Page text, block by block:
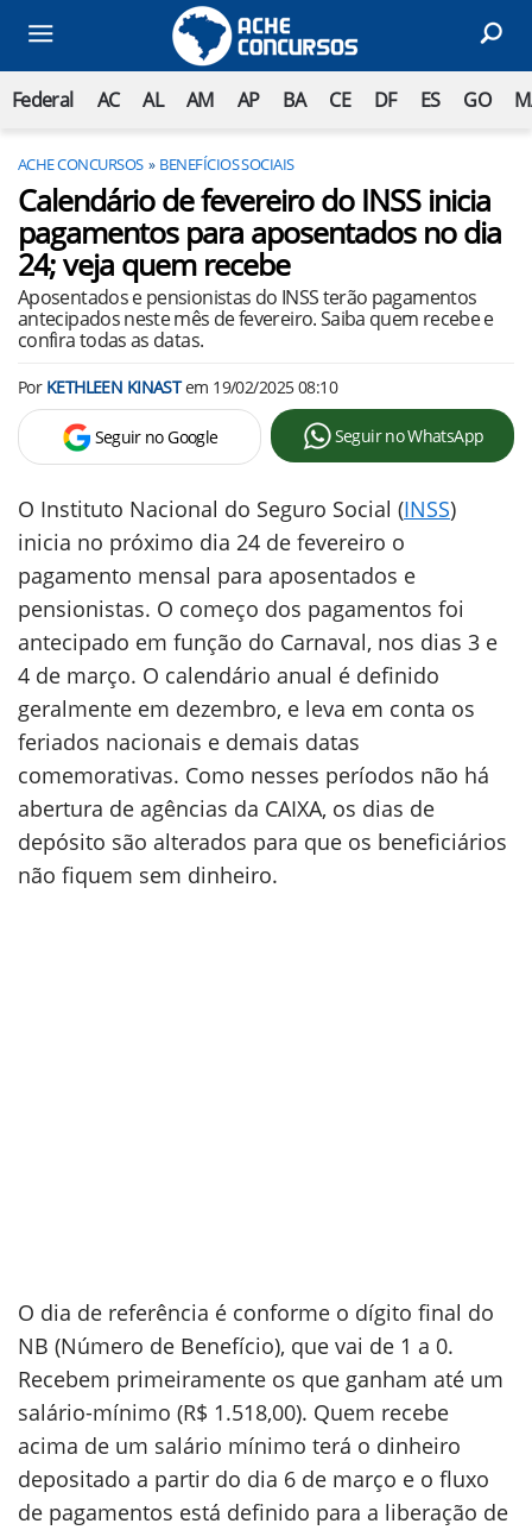
Federal AC AL AM AP BA CE DF ES GO
ACHE CONCURSOS BENEFÍCIOS SOCIAIS
Calendário de fevereiro do INSS inicia
pagamentos para aposentados no dia
24; veja quem recebe
Aposentados e pensionistas do INSS terão pagamentos
antecipados neste mês de fevereiro. Saiba quem recebe e
confira todas as datas.
Por KETHLEEN KINASTem 19/02/2025 08:10
Seguir no Google Seguir no WhatsApp
O Instituto Nacional do Seguro Social (INSS)
inicia no próximo dia 24 de fevereiro o
pagamento mensal para aposentados e
pensionistas. O começo dos pagamentos foi
antecipado em função do Carnaval, nos dias 3 e
4 de março. O calendário anual é definido
geralmente em dezembro, e leva em conta os
feriados nacionais e demais datas
comemorativas. Como nesses períodos não há
abertura de agências da CAIXA, os dias de
depósito são alterados para que os beneficiários
não fiquem sem dinheiro.
O dia de referência é conforme o dígito final do
NB (Número de Benefício), que vai de 1 a 0.
Recebem primeiramente os que ganham até um
salário-mínimo (R$ 1.518,00). Quem recebe
acima de um salário mínimo terá o dinheiro
depositado a partir do dia 6 de março e o fluxo
de pagamentos está definido para a liberação de